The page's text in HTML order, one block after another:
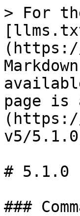
> For
page is
v5/
# 5.1.0
###